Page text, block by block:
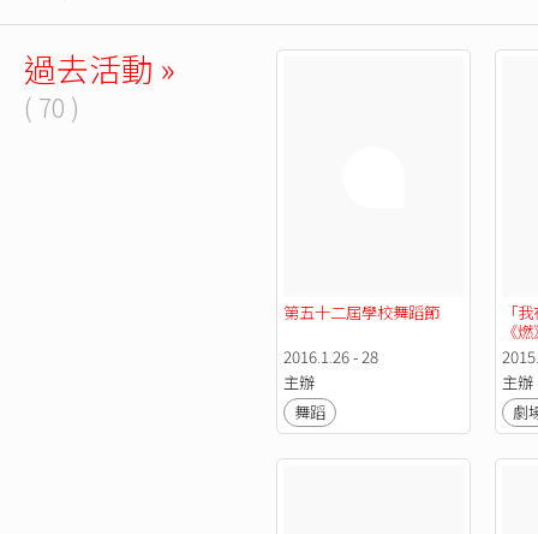
過去活動 »
( 70 )
第五十二屆學校舞蹈節
2016.1.26 - 28
主辦
舞蹈
「
《
主辦
劇